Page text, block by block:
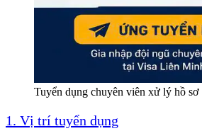
Tuyển dụng chuyên viên xử lý hồ sơ
1. Vị trí tuyển dụng